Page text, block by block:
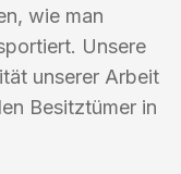
wie man
Unsere
unserer Arbeit
Besitztümer in